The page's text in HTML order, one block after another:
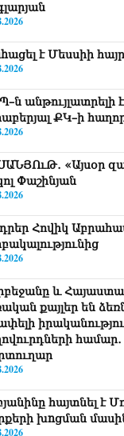
է Մեսսիի
ՔԿ–ի
«Այսօր
Փաշինյան
Հովիկ
և
քայլեր են
հայտնել է
խnցման